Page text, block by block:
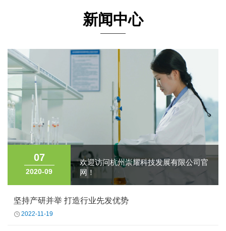
新闻中心
07
2020-09
欢迎访问杭州崇耀科技发展有限公司官
网！
坚持产研并举 打造行业先发优势
2022-11-19